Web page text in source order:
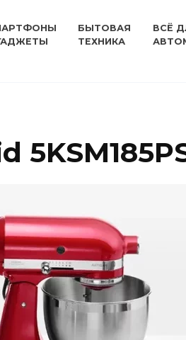
БЫТОВАЯ
ТЕХНИКА
ВСЁ